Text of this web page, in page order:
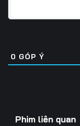
31
37
0 GÓP Ý
Phim liên quan